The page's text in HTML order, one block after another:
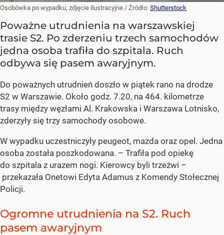
Osobówka po wypadku, zdjęcie ilustracyjne / Źródło: Shutterstock
Poważne utrudnienia na warszawskiej
trasie S2. Po zderzeniu trzech samochodów
jedna osoba trafiła do szpitala. Ruch
odbywa się pasem awaryjnym.
Do poważnych utrudnień doszło w piątek rano na drodze
S2 w Warszawie. Około godz. 7.20, na 464. kilometrze
trasy między węzłami Al. Krakowska i Warszawa Lotnisko,
zderzyły się trzy samochody osobowe.
W wypadku uczestniczyły peugeot, mazda oraz opel. Jedna
osoba została poszkodowana. – Trafiła pod opiekę
do szpitala z urazem nogi. Kierowcy byli trzeźwi –
przekazała Onetowi Edyta Adamus z Komendy Stołecznej
Policji.
Ogromne utrudnienia na S2. Ruch
pasem awaryjnym